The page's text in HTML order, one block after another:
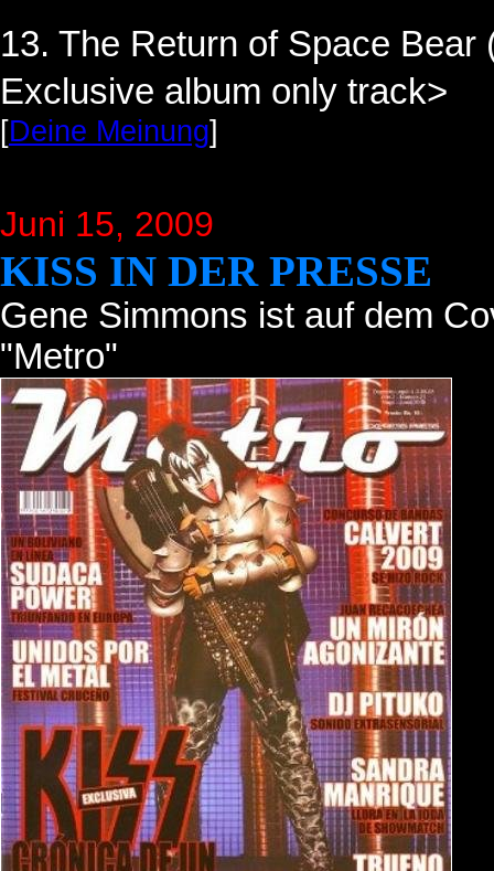
13. The Return of Space
Exclusive album only track>
[Deine Meinung]
Juni 15, 2009
KISS IN DER PRESSE
Gene Simmons ist auf dem
"Metro"